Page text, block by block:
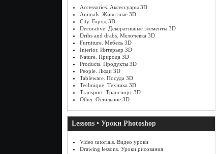
Accessories. Аксессуары 3D
Animals. Животные 3D
City. Город 3D
Decorative. Декоративные элементы 3D
Dribs and drabs. Мелочевка 3D
Furniture. Мебель 3D
Interior. Интерьер 3D
Nature. Природа 3D
Products. Продукты 3D
People. Люди 3D
Tableware. Посуда 3D
Technique. Техника 3D
Transport. Транспорт 3D
Other. Остальное 3D
Lessons • Уроки Photoshop
Video tutorials. Видео уроки
Drawing lessons. Уроки рисования